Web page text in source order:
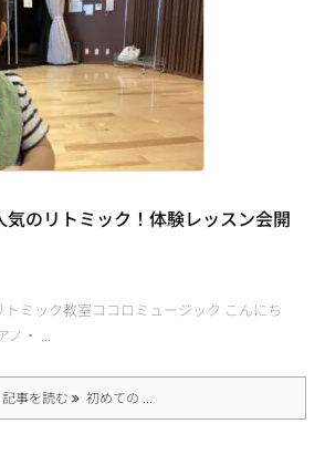
のリトミック！体験レッスン会開
ミック教室ココロミュージック こんにち
ノ・ ...
記事を読む 初めての ...